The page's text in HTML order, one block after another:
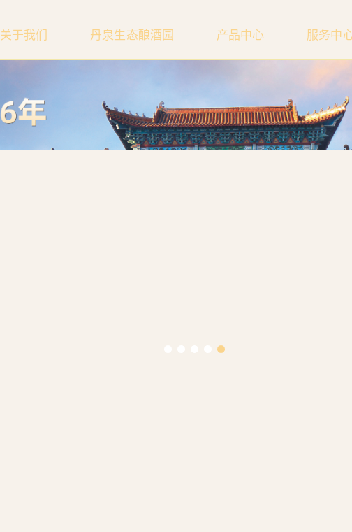
关于我们 丹泉生态酿酒园 产品中心 服务中